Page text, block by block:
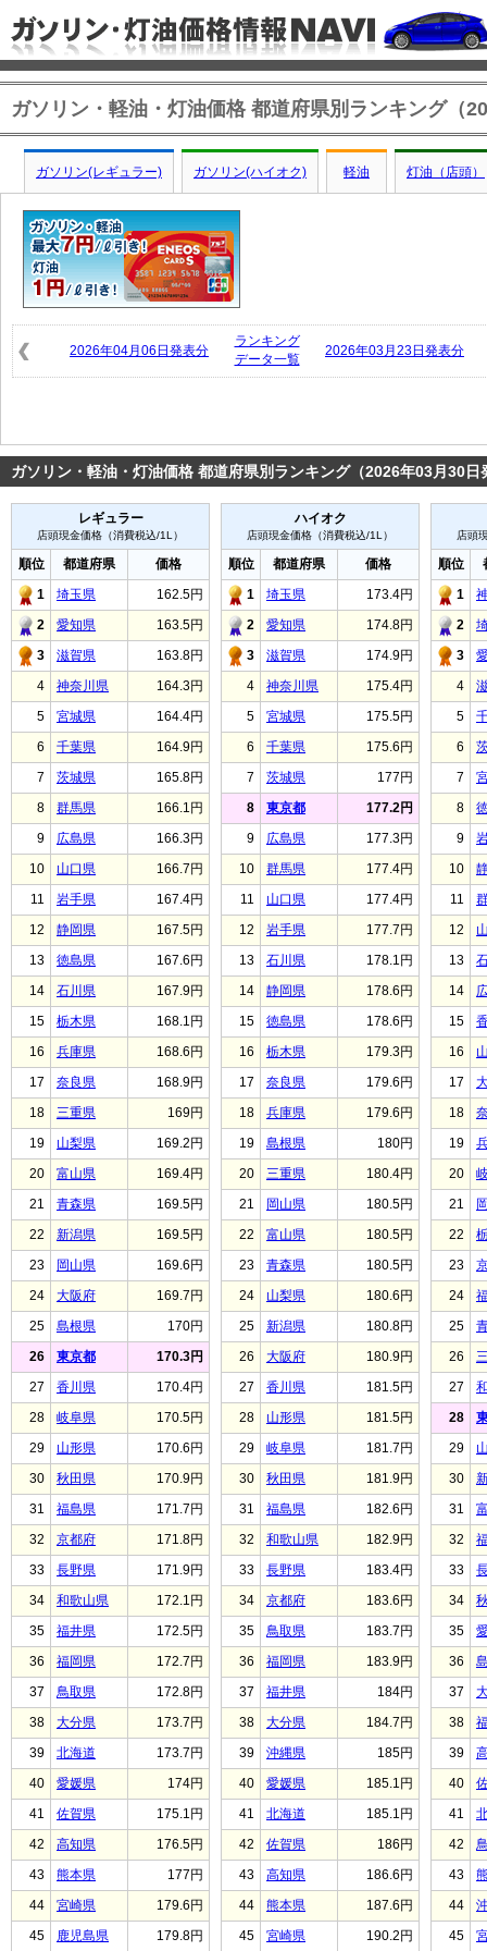
ガソリン・軽油・灯油価格 都道府県別ランキング（
ガソリン(レギュラー) ガソリン(ハイオク) 軽油 灯油（店頭）
2026年04月06日発表分
ランキング
データ一覧
2026年03月23日発表分
ガソリン・軽油・灯油価格 都道府県別ランキング（2026年03月30日
レギュラー
店頭現金価格（消費税込/1L）
順位 都道府県
価格
1
埼玉県
162.5円
2
愛知県
163.5円
3
滋賀県
163.8円
4
神奈川県
164.3円
5
宮城県
164.4円
6
千葉県
164.9円
7
茨城県
165.8円
8
群馬県
166.1円
9
広島県
166.3円
10
山口県
166.7円
11
岩手県
167.4円
12
静岡県
167.5円
13
徳島県
167.6円
14
石川県
167.9円
15
栃木県
168.1円
16
兵庫県
168.6円
17
奈良県
168.9円
18
三重県
169円
19
山梨県
169.2円
20
富山県
169.4円
21
青森県
169.5円
22
新潟県
169.5円
23
岡山県
169.6円
24
大阪府
169.7円
25
島根県
170円
26
東京都
170.3円
27
香川県
170.4円
28
岐阜県
170.5円
29
山形県
170.6円
30
秋田県
170.9円
31
福島県
171.7円
32
京都府
171.8円
33
長野県
171.9円
34
和歌山県
172.1円
35
福井県
172.5円
36
福岡県
172.7円
37
鳥取県
172.8円
38
大分県
173.7円
39
北海道
173.7円
40
愛媛県
174円
41
佐賀県
175.1円
42
高知県
176.5円
43
熊本県
177円
44
宮崎県
179.6円
45
鹿児島県 179.8円
ハイオク
店頭現金価格（消費税込/1L）
順位 都道府県
価格
1
埼玉県
173.4円
2
愛知県
174.8円
3
滋賀県
174.9円
4
神奈川県
175.4円
5
宮城県
175.5円
6
千葉県
175.6円
7
茨城県
177円
8
東京都
177.2円
9
広島県
177.3円
10
群馬県
177.4円
11
山口県
177.4円
12
岩手県
177.7円
13
石川県
178.1円
14
静岡県
178.6円
15
徳島県
178.6円
16
栃木県
179.3円
17
奈良県
179.6円
18
兵庫県
179.6円
19
島根県
180円
20
三重県
180.4円
21
岡山県
180.5円
22
富山県
180.5円
23
青森県
180.5円
24
山梨県
180.6円
25
新潟県
180.8円
26
大阪府
180.9円
27
香川県
181.5円
28
山形県
181.5円
29
岐阜県
181.7円
30
秋田県
181.9円
31
福島県
182.6円
32
和歌山県
182.9円
33
長野県
183.4円
34
京都府
183.6円
35
鳥取県
183.7円
36
福岡県
183.9円
37
福井県
184円
38
大分県
184.7円
39
沖縄県
185円
40
愛媛県
185.1円
41
北海道
185.1円
42
佐賀県
186円
43
高知県
186.6円
44
熊本県
187.6円
45
宮崎県 190.2円
店頭
順位
1
2
3
4
5
6
7
8
9
10
11
12
13
14
15
16
17
18
19
20
21
22
23
24
25
26
27
28
29
30
31
32
33
34
35
36
37
38
39
40
41
42
43
44
45